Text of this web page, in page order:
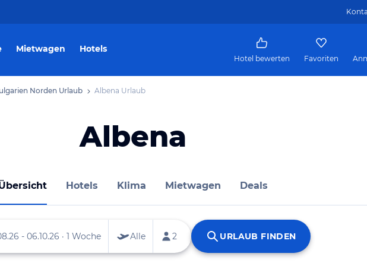
Mietwagen Hotels
Hotel bewerten Favoriten
Norden Urlaub Albena Urlaub
Albena
Hotels Klima Mietwagen Deals